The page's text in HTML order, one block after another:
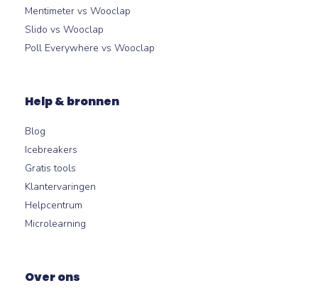
Mentimeter vs Wooclap
Slido vs Wooclap
Poll Everywhere vs Wooclap
Help & bronnen
Blog
Icebreakers
Gratis tools
Klantervaringen
Helpcentrum
Microlearning
Over ons